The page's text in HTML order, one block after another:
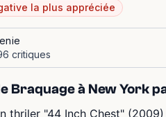
la plus appréciée
critiques
Braquage à New York
thriler "44 Inch Chest"